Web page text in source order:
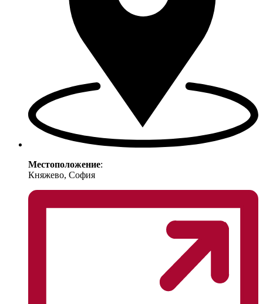
Местоположение:
Княжево, София